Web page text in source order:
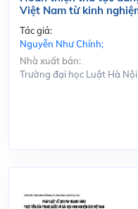
Việt Nam từ kinh
Tác giả:
Nguyễn Như Chính;
Nhà xuất bản:
Trường đại học Luật Hà Nội